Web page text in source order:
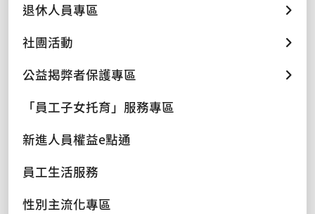
退休人員專區
社團活動
公益揭弊者保護專區
「員工子女托育」服務專區
新進人員權益e點通
員工生活服務
性別主流化專區